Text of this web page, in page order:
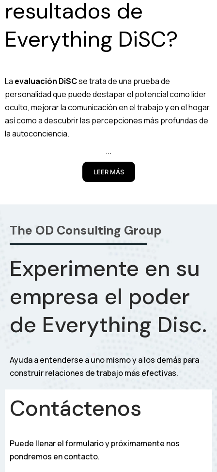
resultados de
Everything DiSC?
La evaluación DiSCse trata de una prueba de
personalidad que puede destapar el potencial como líder
oculto, mejorar la comunicación en el trabajo y en el hogar,
así como a descubrir las percepciones más profundas de
la autoconciencia.
...
LEER MÁS
The OD Consulting Group
Experimente en su
empresa el poder
de Everything Disc.
Ayuda a entenderse a uno mismo y a los demás para
construir relaciones de trabajo más efectivas.
Contáctenos
Puede llenar el formulario y próximamente nos
pondremos en contacto.